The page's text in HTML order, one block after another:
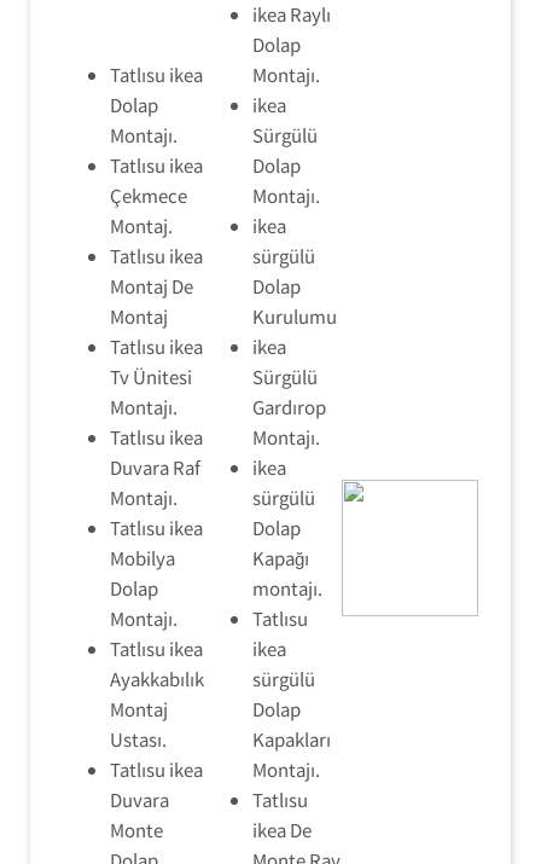
Tatlısu ikea
Dolap
Montajı.
Tatlısu ikea
Çekmece
Montaj.
Tatlısu ikea
Montaj De
Montaj
Tatlısu ikea
Tv Ünitesi
Montajı.
Tatlısu ikea
Duvara Raf
Montajı.
Tatlısu ikea
Mobilya
Dolap
Montajı.
Tatlısu ikea
Ayakkabılık
Montaj
Ustası.
Tatlısu ikea
Duvara
Monte
ikea Raylı
Dolap
Montajı.
ikea
Sürgülü
Dolap
Montajı.
ikea
sürgülü
Dolap
Kurulumu
ikea
Sürgülü
Gardırop
Montajı.
ikea
sürgülü
Dolap
Kapağı
montajı.
Tatlısu
ikea
sürgülü
Dolap
Kapakları
Montajı.
Tatlısu
ikea De